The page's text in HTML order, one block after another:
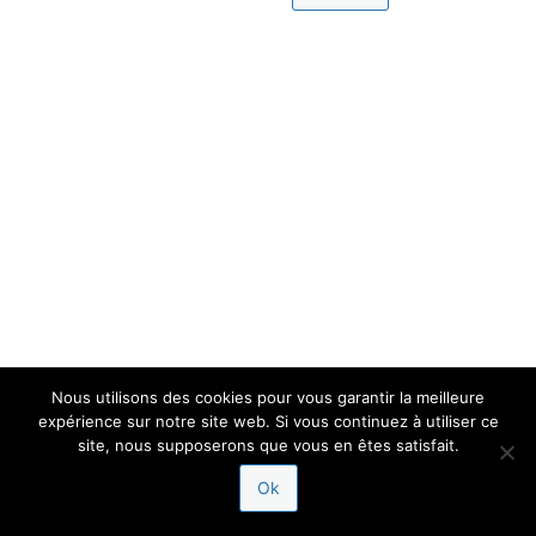
Nous utilisons des cookies pour vous garantir la meilleure
expérience sur notre site web. Si vous continuez à utiliser ce
site, nous supposerons que vous en êtes satisfait.
Ok